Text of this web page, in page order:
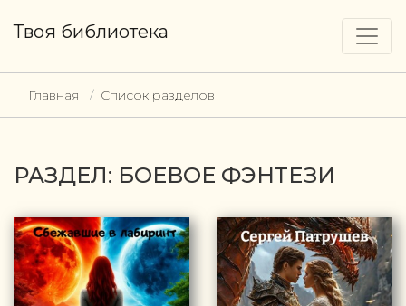
Твоя библиотека
Главная Список разделов
РАЗДЕЛ: БОЕВОЕ ФЭНТЕЗИ